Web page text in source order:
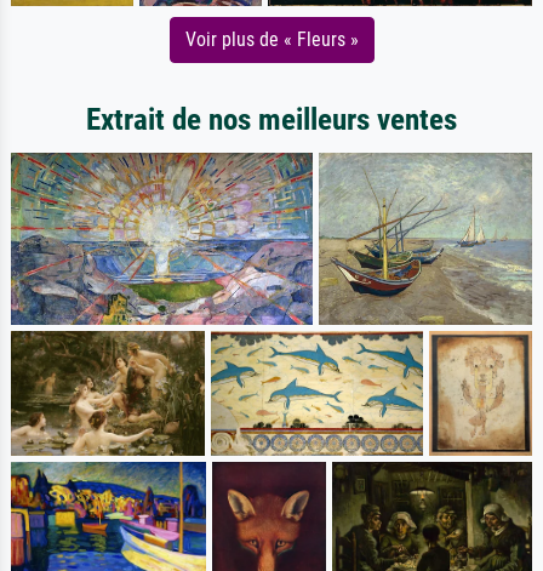
Voir plus de « Fleurs »
Extrait de nos meilleurs ventes